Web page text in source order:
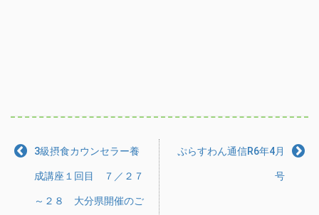
3級摂食カウンセラー養
成講座１回目 ７／２７
～２８ 大分県開催のご
ぷらすわん通信R6年4月
号